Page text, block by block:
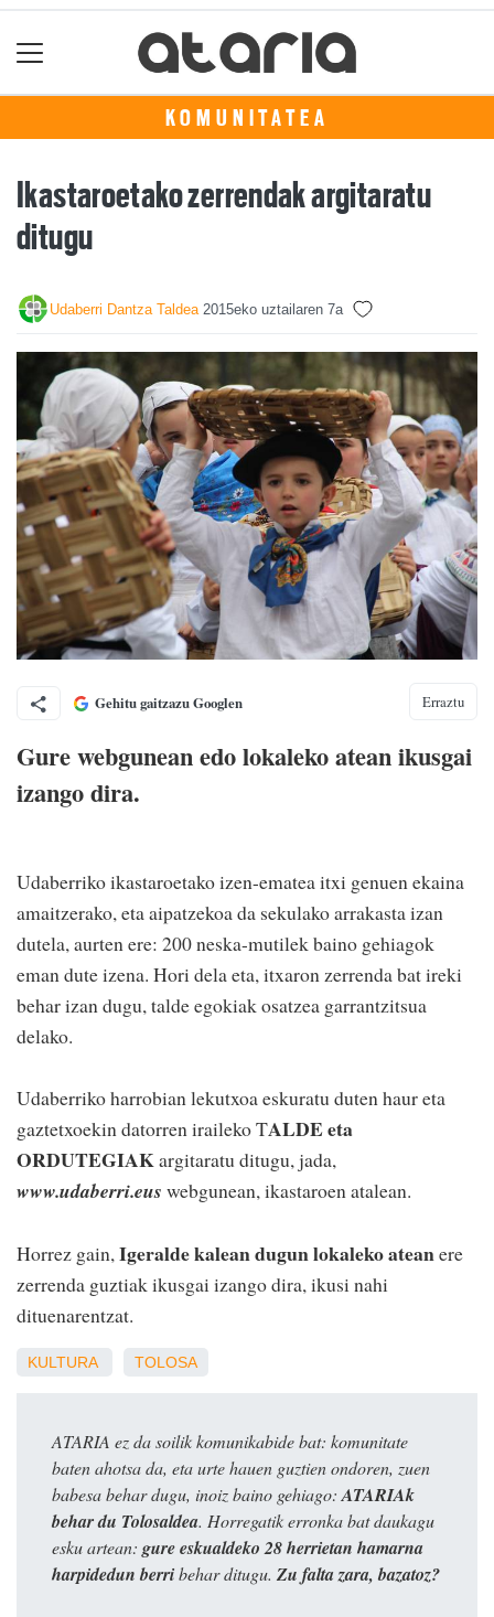
KOMUNITATEA
Ikastaroetako zerrendak argitaratu
ditugu
Udaberri Dantza Taldea 2015eko uztailaren 7a
Gehitu gaitzazu Googlen Erraztu
Gure webgunean edo lokaleko atean ikusgai
izango dira.
Udaberriko ikastaroetako izen-ematea itxi genuen ekaina
amaitzerako, eta aipatzekoa da sekulako arrakasta izan
dutela, aurten ere: 200 neska-mutilek baino gehiagok
eman dute izena. Hori dela eta, itxaron zerrenda bat ireki
behar izan dugu, talde egokiak osatzea garrantzitsua
delako.
Udaberriko harrobian lekutxoa eskuratu duten haur eta
gaztetxoekin datorren iraileko TALDE eta
ORDUTEGIAKargitaratu ditugu, jada,
www.udaberri.eus webgunean, ikastaroen atalean.
Horrez gain, Igeralde kalean dugun lokaleko ateanere
zerrenda guztiak ikusgai izango dira, ikusi nahi
dituenarentzat.
KULTURA TOLOSA
ATARIA ez da soilik komunikabide bat: komunitate
baten ahotsa da, eta urte hauen guztien ondoren, zuen
babesa behar dugu, inoiz baino gehiago:ATARIAk
behar du Tolosaldea. Horregatik erronka bat daukagu
esku artean: gure eskualdeko 28 herrietan hamarna
harpidedun berribehar ditugu. Zu falta zara, bazatoz?